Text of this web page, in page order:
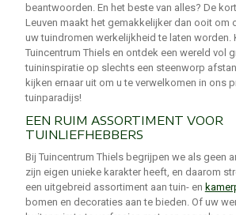
beantwoorden. En het beste van alles? De
Leuven maakt het gemakkelijker dan ooit om
uw tuindromen werkelijkheid te laten worden.
Tuincentrum Thiels en ontdek een wereld vol
tuininspiratie op slechts een steenworp
kijken ernaar uit om u te verwelkomen in ons
tuinparadijs!
EEN RUIM ASSORTIMENT VOOR
TUINLIEFHEBBERS
Bij Tuincentrum Thiels begrijpen we als geen
zijn eigen unieke karakter heeft, en daarom
een uitgebreid assortiment aan tuin- en
bomen en decoraties aan te bieden. Of uw